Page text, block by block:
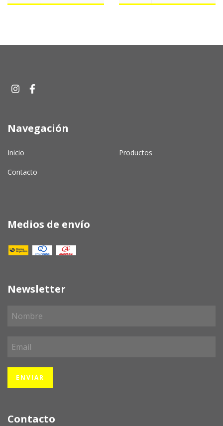
Navegación
Inicio Productos
Contacto
Medios de envío
Newsletter
Contacto